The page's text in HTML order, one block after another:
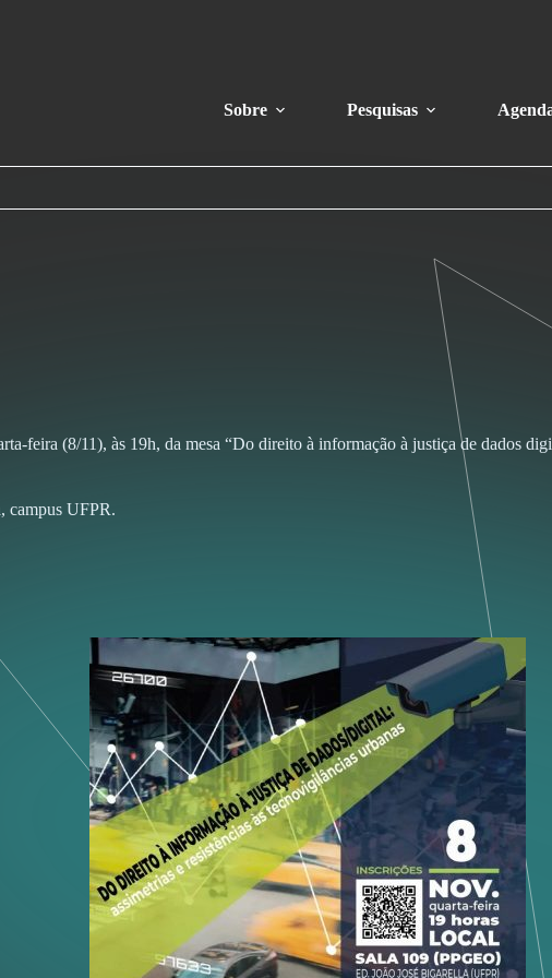
Sobre Pesquisas
feira (8/11), às 19h, da mesa “Do direito à informação à justiça de dados
campus UFPR.